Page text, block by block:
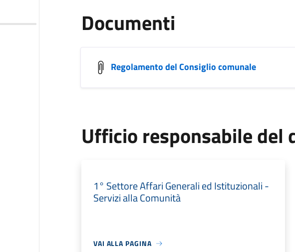
Documenti
Regolamento del Consiglio comunale
Ufficio responsabile del
1° Settore Affari Generali ed Istituzionali -
Servizi alla Comunità
VAI ALLA PAGINA